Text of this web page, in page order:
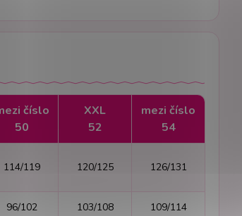
číslo
50
XXL
52
mezi číslo
54
114/119 120/125 126/131
96/102 103/108 109/114